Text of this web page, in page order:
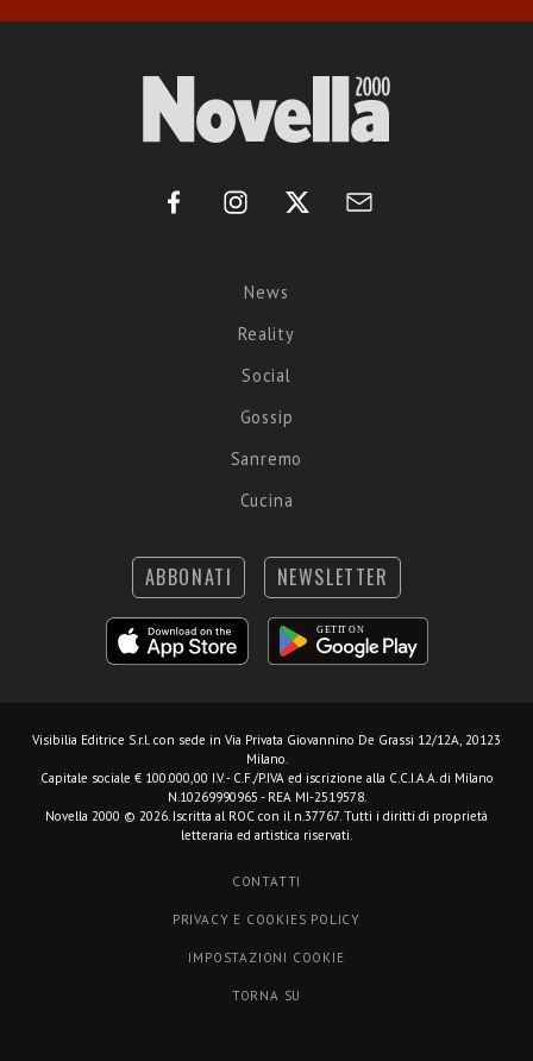
News
Reality
Social
Gossip
Sanremo
Cucina
ABBONATI NEWSLETTER
Visibilia Editrice S.r.l. con sede in Via Privata Giovannino De Grassi 12/12A, 20123
Milano.
Capitale sociale € 100.000,00 I.V. - C.F./P.IVA ed iscrizione alla C.C.I.A.A. di Milano
N.10269990965 - REA MI-2519578.
Novella 2000 © 2026. Iscritta al ROC con il n.37767. Tutti i diritti di proprietà
letteraria ed artistica riservati.
CONTATTI
PRIVACY E COOKIES POLICY
IMPOSTAZIONI COOKIE
TORNA SU